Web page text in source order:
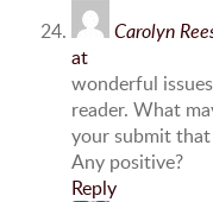
Carolyn
at
wonderful
reader. What
your submit that
Any positive?
Reply